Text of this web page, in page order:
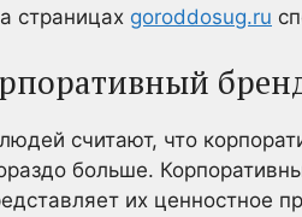
страницах goroddosug.ru
считают, что
больше.
их ценностное